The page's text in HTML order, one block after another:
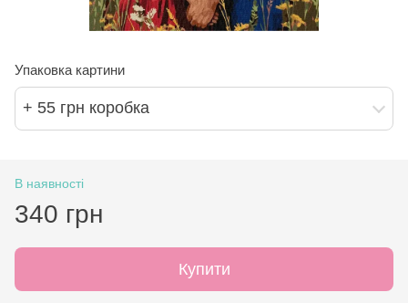
Упаковка картини
+ 55 грн коробка
В наявності
340 грн
Купити